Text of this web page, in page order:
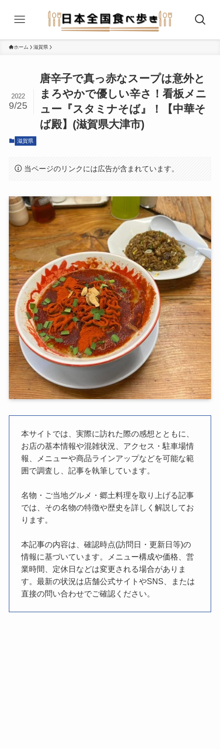
ホーム 滋賀県
唐辛子で真っ赤なスープは意外と
まろやかで優しい辛さ！看板メニ
ュー『スタミナそば』！【中華そ
ば殿】(滋賀県大津市)
2022
9/25
滋賀県
当ページのリンクには広告が含まれています。
本サイトでは、実際に訪れた際の感想とともに、
お店の基本情報や混雑状況、アクセス・駐車場情
報、メニューや商品ラインアップなどを可能な範
囲で調査し、記事を執筆しています。
名物・ご当地グルメ・郷土料理を取り上げる記事
では、その名物の特徴や歴史を詳しく解説してお
ります。
本記事の内容は、確認時点(訪問日・更新日等)の
情報に基づいています。メニュー構成や価格、営
業時間、定休日などは変更される場合がありま
す。最新の状況は店舗公式サイトやSNS、または
直接の問い合わせでご確認ください。